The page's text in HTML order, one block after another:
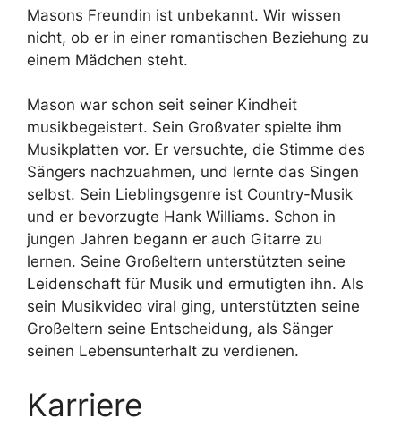
Masons Freundin ist unbekannt. Wir wissen
nicht, ob er in einer romantischen Beziehung zu
einem Mädchen steht.
Mason war schon seit seiner Kindheit
musikbegeistert. Sein Großvater spielte ihm
Musikplatten vor. Er versuchte, die Stimme des
Sängers nachzuahmen, und lernte das Singen
selbst. Sein Lieblingsgenre ist Country-Musik
und er bevorzugte Hank Williams. Schon in
jungen Jahren begann er auch Gitarre zu
lernen. Seine Großeltern unterstützten seine
Leidenschaft für Musik und ermutigten ihn. Als
sein Musikvideo viral ging, unterstützten seine
Großeltern seine Entscheidung, als Sänger
seinen Lebensunterhalt zu verdienen.
Karriere